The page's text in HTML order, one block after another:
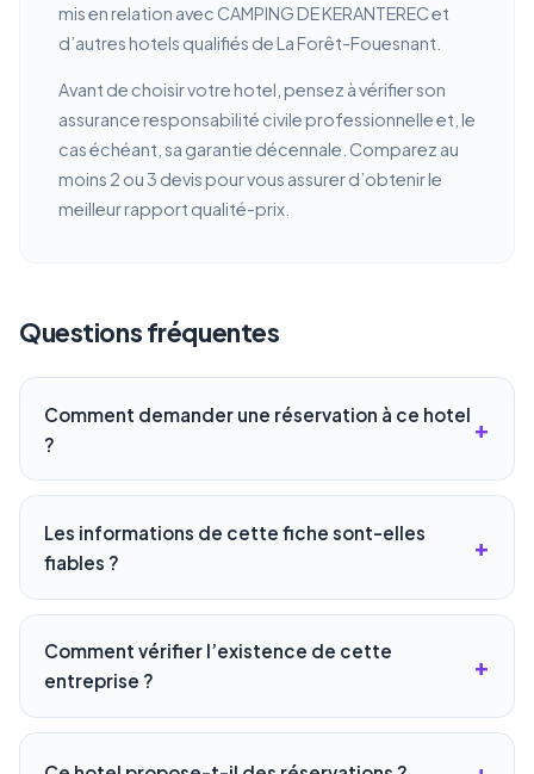
mis en relation avec CAMPING DE KERANTEREC et
d’autres hotels qualifiés de La Forêt-Fouesnant.
Avant de choisir votre hotel, pensez à vérifier son
assurance responsabilité civile professionnelle et, le
cas échéant, sa garantie décennale. Comparez au
moins 2 ou 3 devis pour vous assurer d’obtenir le
meilleur rapport qualité-prix.
Questions fréquentes
Comment demander une réservation à ce hotel
?
Les informations de cette fiche sont-elles
fiables ?
Comment vérifier l’existence de cette
entreprise ?